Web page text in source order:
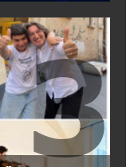
Floating-Rate
Course at the FAST
3